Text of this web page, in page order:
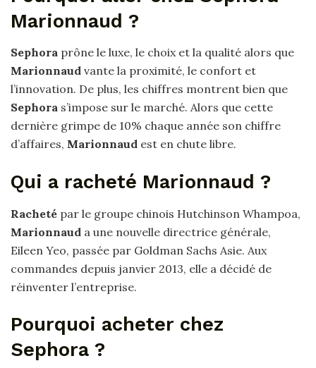
Marionnaud ?
Sephora prône le luxe, le choix et la qualité alors que
Marionnaud vante la proximité, le confort et
l’innovation. De plus, les chiffres montrent bien que
Sephora s’impose sur le marché. Alors que cette
dernière grimpe de 10% chaque année son chiffre
d’affaires, Marionnaud est en chute libre.
Qui a racheté Marionnaud ?
Racheté par le groupe chinois Hutchinson Whampoa,
Marionnaud a une nouvelle directrice générale,
Eileen Yeo, passée par Goldman Sachs Asie. Aux
commandes depuis janvier 2013, elle a décidé de
réinventer l’entreprise.
Pourquoi acheter chez
Sephora ?